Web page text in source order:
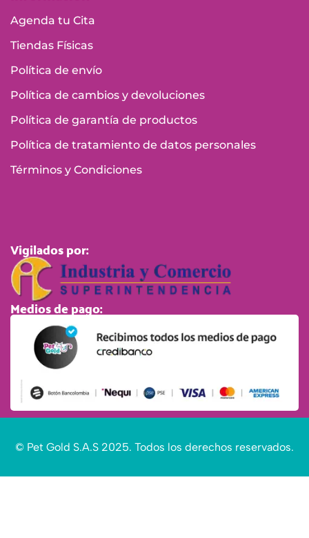
Agenda tu Cita
Tiendas Físicas
Política de envío
Política de cambios y devoluciones
Política de garantía de productos
Política de tratamiento de datos personales
Términos y Condiciones
Vigilados por:
Medios de pago:
© Pet Gold S.A.S 2025. Todos los derechos reservados.